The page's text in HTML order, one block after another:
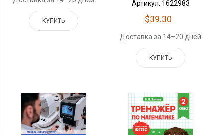
КУПИТЬ
Артикул: 1622983
$39.30
Доставка за 14–20 дней
КУПИТЬ